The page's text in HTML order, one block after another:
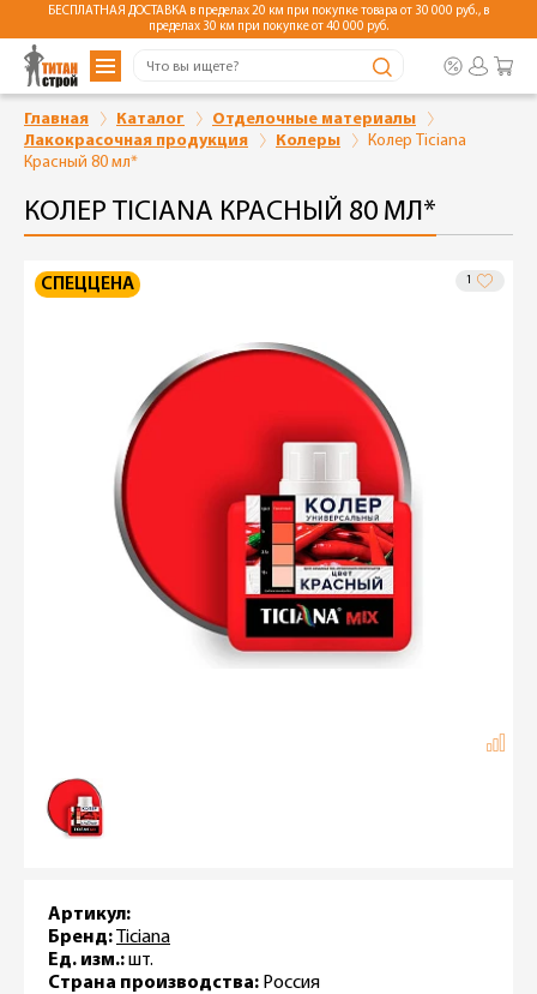
БЕСПЛАТНАЯ ДОСТАВКА в пределах 20 км при покупке товара от 30 000 руб., в
пределах 30 км при покупке от 40 000 руб.
Главная Каталог
Отделочные материалы
Лакокрасочная продукция
Колеры
Колер Ticiana
Красный 80 мл*
КОЛЕР TICIANA КРАСНЫЙ 80 МЛ*
1
СПЕЦЦЕНА
Артикул:
Бренд:
Ticiana
Ед. изм.:шт.
Страна производства: Россия